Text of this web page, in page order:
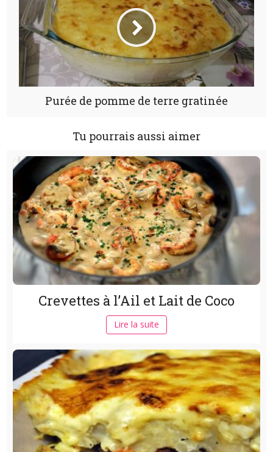
Purée de pomme de terre gratinée
Tu pourrais aussi aimer
Crevettes à l’Ail et Lait de Coco
Lire la suite